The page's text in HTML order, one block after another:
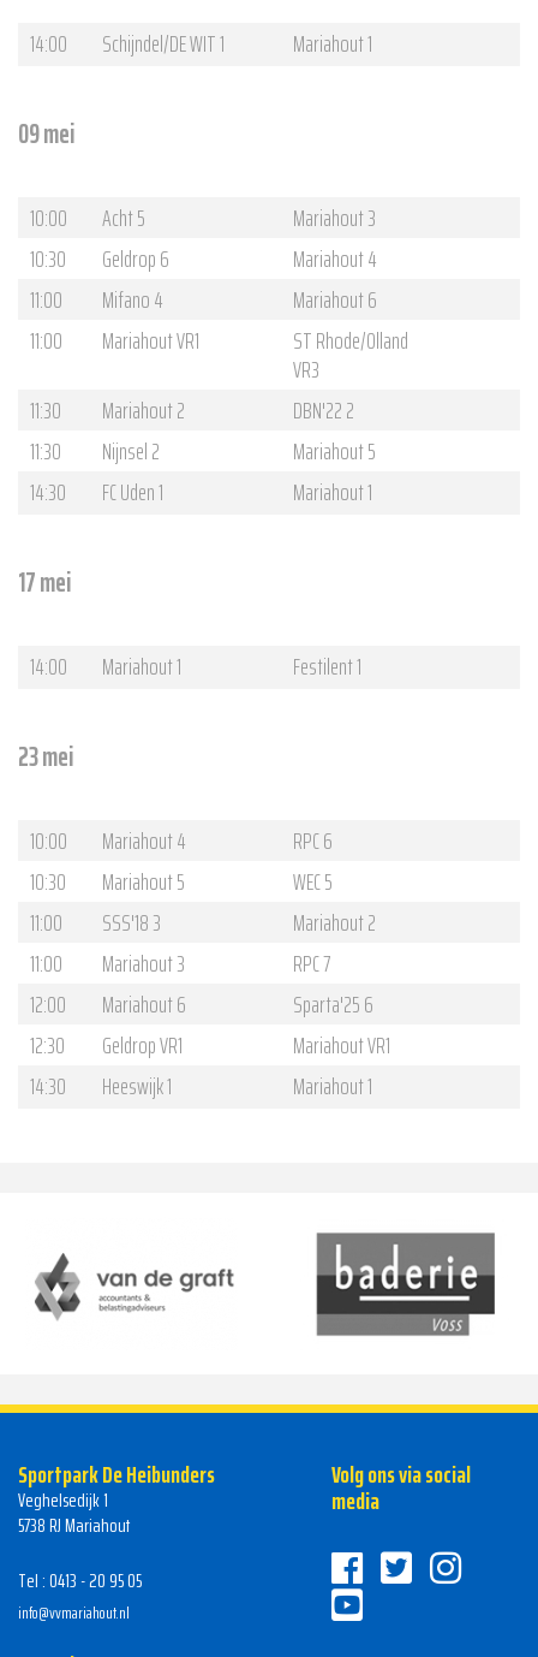
14:00 Schijndel/DE WIT 1 Mariahout 1
09 mei
10:00 Acht 5
Mariahout 3
10:30
Geldrop 6
Mariahout 4
11:00
Mifano 4
Mariahout 6
11:00
Mariahout VR1
ST Rhode/Olland
VR3
11:30
Mariahout 2
DBN'22 2
11:30
Nijnsel 2
Mariahout 5
14:30
FC Uden 1 Mariahout 1
17 mei
14:00 Mariahout 1 Festilent 1
23 mei
10:00 Mariahout 4
RPC 6
10:30
Mariahout 5
WEC 5
11:00
SSS'18 3
Mariahout 2
11:00
Mariahout 3
RPC 7
12:00
Mariahout 6
Sparta'25 6
12:30
Geldrop VR1
Mariahout VR1
14:30
Heeswijk 1 Mariahout 1
Sportpark De Heibunders
Veghelsedijk 1
5738 RJ Mariahout
Tel : 0413 - 20 95 05
info@vvmariahout.nl
Volg ons via social
media